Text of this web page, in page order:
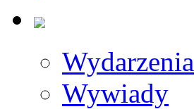
Wydarzenia
Wywiady